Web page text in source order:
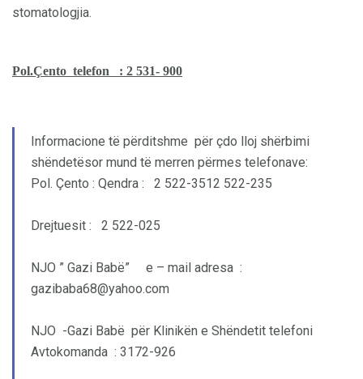
stomatologjia.
Pol.Çento telefon : 2 531- 900
Informacione të përditshme për çdo lloj shërbimi
shëndetësor mund të merren përmes telefonave:
Pol. Çento : Qendra : 2 522-3512 522-235
Drejtuesit : 2 522-025
NJO ” Gazi Babë” e – mail adresa :
gazibaba68@yahoo.com
NJO -Gazi Babë për Klinikën e Shëndetit telefoni
Avtokomanda : 3172-926